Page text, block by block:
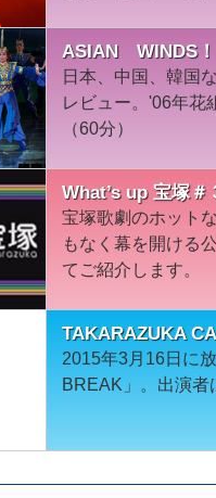
ASIAN WINDS！
日本、中国、韓国
レビュー。'06年花
（60分）
What’s up 宝塚＃
宝塚歌劇のホット
もなく幕を開ける
てご紹介します。
TAKARAZUKA
2015年3月16日に
BREAK」。出演者